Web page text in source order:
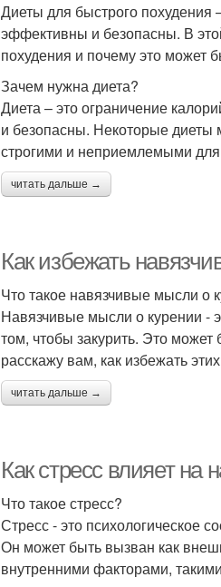
Диеты для быстрого похудения
эффективны и безопасны. В
похудения и почему это может
Зачем нужна диета?
Диета – это ограничение
и безопасны. Некоторые диеты
строгими и неприемлемыми
читать дальше →
Как избежать
Что такое навязчивые мысли о
Навязчивые мысли о курении -
том, чтобы закурить. Это
расскажу вам, как избежать
читать дальше →
Как стресс влияет на
Что такое стресс?
Стресс - это психологическое
Он может быть вызван как
внутренними факторами,